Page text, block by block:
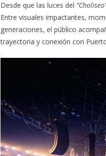
Desde que las luces del
Entre visuales impactantes,
generaciones, el público
trayectoria y conexión con